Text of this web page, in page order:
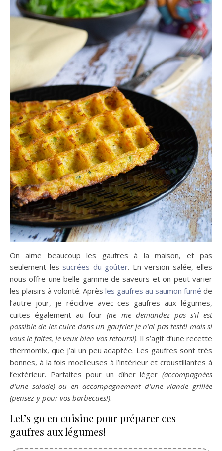
On aime beaucoup les gaufres à la maison, et pas
seulement les sucrées du goûter. En version salée, elles
nous offre une belle gamme de saveurs et on peut varier
les plaisirs à volonté. Après les gaufres au saumon fumé de
l’autre jour, je récidive avec ces gaufres aux légumes,
cuites également au four(ne me demandez pas s’il est
possible de les cuire dans un gaufrier je n’ai pas testé! mais si
vous le faites, je veux bien vos retours!). Il s’agit d’une recette
thermomix, que j’ai un peu adaptée. Les gaufres sont très
bonnes, à la fois moelleuses à l’intérieur et croustillantes à
l’extérieur. Parfaites pour un dîner léger (accompagnées
d’une salade) ou en accompagnement d’une viande grillée
(pensez-y pour vos barbecues!).
Let’s go en cuisine pour préparer ces
gaufres aux légumes!